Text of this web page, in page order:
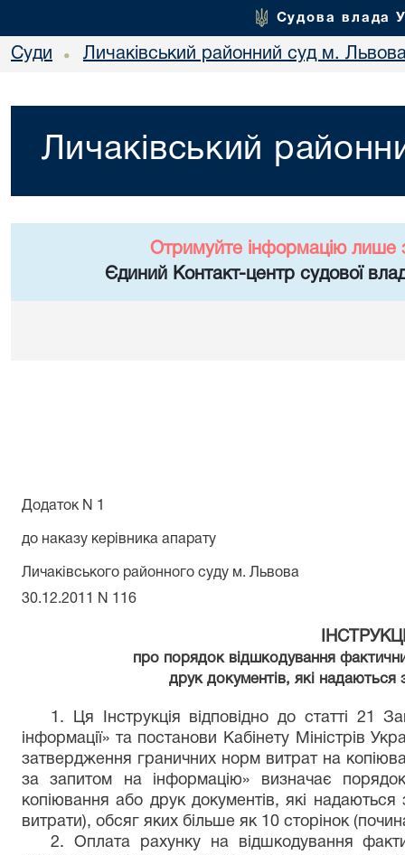
Судова влада
Суди • Личаківський районний суд м.
Личаківський
Отримуйте інформацію лише
Єдиний Контакт-центр судової
Додаток N 1
до наказу керівника апарату
Личаківського районного суду м. Львова
30.12.2011 N 116
про порядок відшкодування
друк документів, які надаються
1. Ця Інструкція відповідно до статті 21
інформації» та постанови Кабінету Міністрів
затвердження граничних норм витрат на
за запитом на інформацію» визначає
копіювання або друк документів, які надаються
витрати), обсяг яких більше як 10 сторінок
2. Оплата рахунку на відшкодування